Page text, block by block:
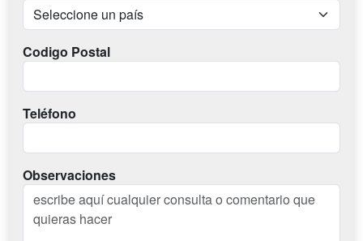
Codigo Postal
Teléfono
Observaciones